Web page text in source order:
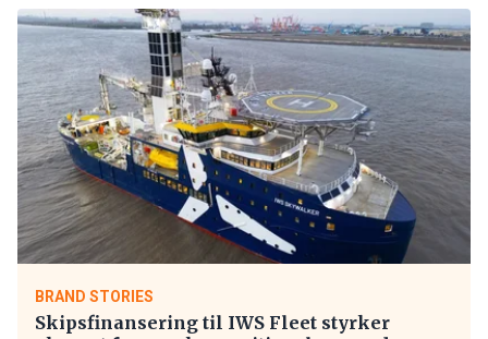
BRAND STORIES
Skipsfinansering til IWS Fleet styrker